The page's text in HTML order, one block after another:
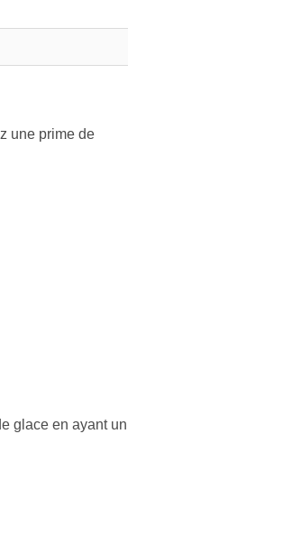
une prime de
glace en ayant un